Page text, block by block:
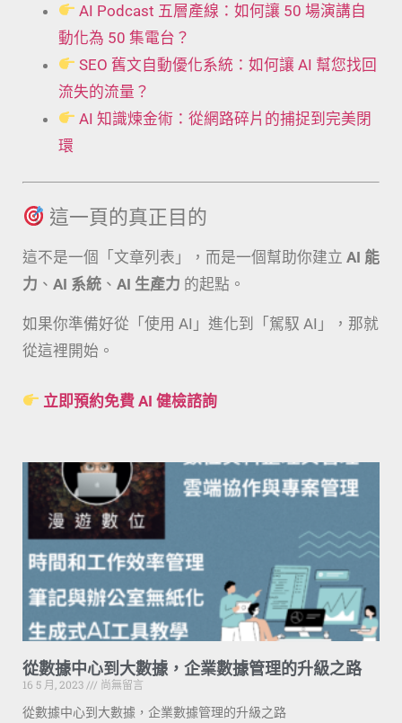
AI Podcast 五層產線：如何讓 50 場演講自
動化為 50 集電台？
SEO 舊文自動優化系統：如何讓 AI 幫您找回
流失的流量？
AI 知識煉金術：從網路碎片的捕捉到完美閉
環
這一頁的真正目的
這不是一個「文章列表」，而是一個幫助你建立 AI 能
力 、 AI 系統 、 AI 生產力 的起點。
如果你準備好從「使用 AI」進化到「駕馭 AI」，那就
從這裡開始。
立即預約免費 AI 健檢諮詢
從數據中心到大數據，企業數據管理的升級之路
16 5 月, 2023
尚無留言
從數據中心到大數據，企業數據管理的升級之路